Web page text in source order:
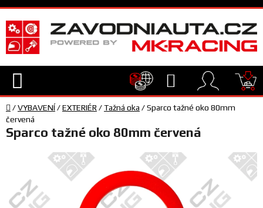
Přejít
na
obsah
Hledat
TECHNIKA
JEZDEC
Domů
/VYBAVENÍ/EXTERIÉR /Tažná oka /Sparco tažné oko 80mm
červená
Sparco tažné oko 80mm červená